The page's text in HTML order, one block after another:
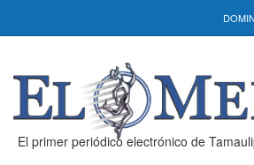
El primer periódico electrónico de